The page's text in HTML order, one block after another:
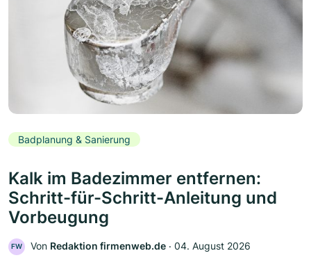
Badplanung & Sanierung
Kalk im Badezimmer entfernen:
Schritt-für-Schritt-Anleitung und
Vorbeugung
FW Von Redaktion firmenweb.de ‧ 04. August 2026